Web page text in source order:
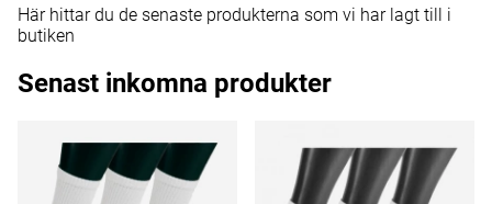
Här hittar du de senaste produkterna som vi har lagt till i
butiken
Senast inkomna produkter